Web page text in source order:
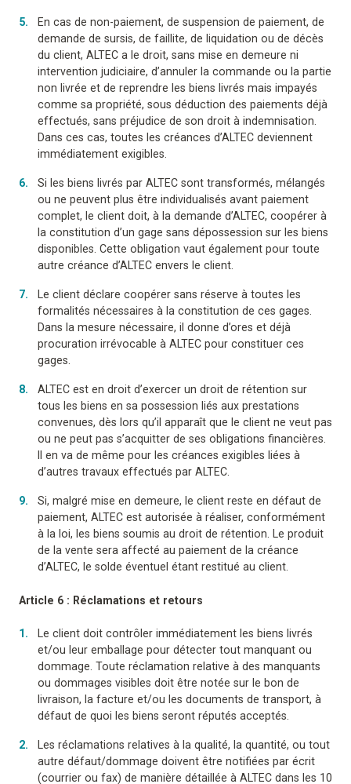
En cas de non-paiement, de suspension de paiement, de
demande de sursis, de faillite, de liquidation ou de décès
du client, ALTEC a le droit, sans mise en demeure ni
intervention judiciaire, d’annuler la commande ou la partie
non livrée et de reprendre les biens livrés mais impayés
comme sa propriété, sous déduction des paiements déjà
effectués, sans préjudice de son droit à indemnisation.
Dans ces cas, toutes les créances d’ALTEC deviennent
immédiatement exigibles.
Si les biens livrés par ALTEC sont transformés, mélangés
ou ne peuvent plus être individualisés avant paiement
complet, le client doit, à la demande d’ALTEC, coopérer à
la constitution d’un gage sans dépossession sur les biens
disponibles. Cette obligation vaut également pour toute
autre créance d’ALTEC envers le client.
Le client déclare coopérer sans réserve à toutes les
formalités nécessaires à la constitution de ces gages.
Dans la mesure nécessaire, il donne d’ores et déjà
procuration irrévocable à ALTEC pour constituer ces
gages.
ALTEC est en droit d’exercer un droit de rétention sur
tous les biens en sa possession liés aux prestations
convenues, dès lors qu’il apparaît que le client ne veut pas
ou ne peut pas s’acquitter de ses obligations financières.
Il en va de même pour les créances exigibles liées à
d’autres travaux effectués par ALTEC.
Si, malgré mise en demeure, le client reste en défaut de
paiement, ALTEC est autorisée à réaliser, conformément
à la loi, les biens soumis au droit de rétention. Le produit
de la vente sera affecté au paiement de la créance
d’ALTEC, le solde éventuel étant restitué au client.
Article 6 : Réclamations et retours
Le client doit contrôler immédiatement les biens livrés
et/ou leur emballage pour détecter tout manquant ou
dommage. Toute réclamation relative à des manquants
ou dommages visibles doit être notée sur le bon de
livraison, la facture et/ou les documents de transport, à
défaut de quoi les biens seront réputés acceptés.
Les réclamations relatives à la qualité, la quantité, ou tout
autre défaut/dommage doivent être notifiées par écrit
(courrier ou fax) de manière détaillée à ALTEC dans les 10